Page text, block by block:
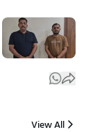
View All